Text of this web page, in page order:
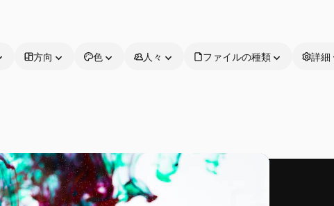
方向 色 人々 ファイルの種類 詳細